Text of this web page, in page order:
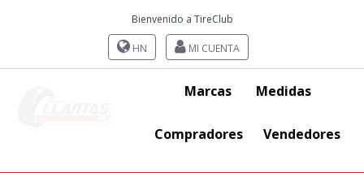
Bienvenido a TireClub
HN MI CUENTA
Marcas Medidas
Compradores Vendedores